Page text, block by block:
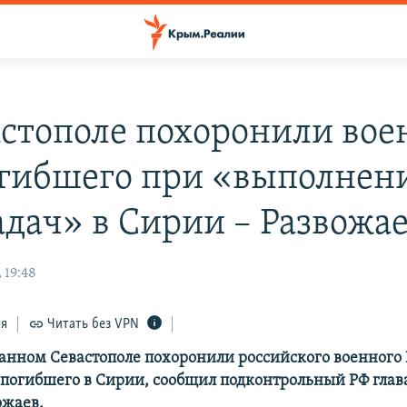
похоронили
при
в Сирии –
19:48
Читать без VPN
Севастополе похоронили российского
в Сирии, сообщил подконтрольный РФ